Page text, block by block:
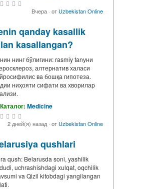
Вчера · от Uzbekistan Online
qanday kasallik
kasallangan?
нинг бўлигини: rasmiy tanуни
алтернатив халаси
ва бошқа гипотеза.
ниҳояти сифати ва хворилар
Medicine
2 дней(я) назад · от Uzbekistan Online
qushlari
qush: Belarusda soni, yashilik
uchrashishdagi xulqat, oqchilik
va Qizil kitobdagi yangilangan